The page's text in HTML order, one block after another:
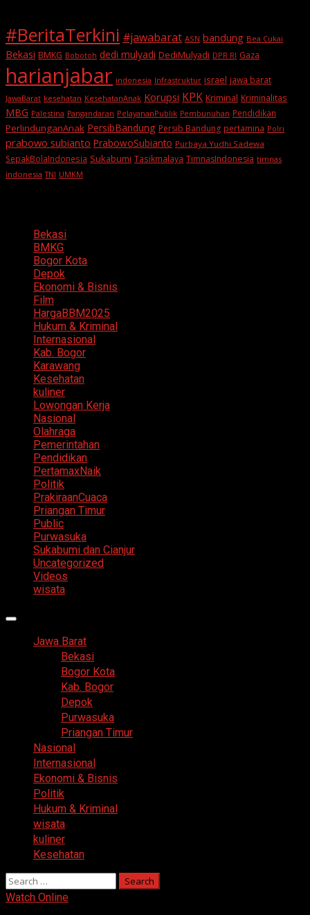
#BeritaTerkini #jawabarat ASN bandung Bea Cukai
Bekasi BMKG Bobotoh dedi mulyadi DediMulyadi DPR RI Gaza
harianjabar indonesia Infrastruktur israel jawa barat
JawaBarat kesehatan KesehatanAnak Korupsi KPK Kriminal Kriminalitas
MBG Palestina Pangandaran PelayananPublik Pembunuhan Pendidikan
PerlindunganAnak PersibBandung Persib Bandung pertamina Polri
prabowo subianto PrabowoSubianto Purbaya Yudhi Sadewa
SepakBolaIndonesia Sukabumi Tasikmalaya TimnasIndonesia timnas
indonesia TNI UMKM
Bekasi
BMKG
Bogor Kota
Depok
Ekonomi & Bisnis
Film
HargaBBM2025
Hukum & Kriminal
Internasional
Kab. Bogor
Karawang
Kesehatan
kuliner
Lowongan Kerja
Nasional
Olahraga
Pemerintahan
Pendidikan
PertamaxNaik
Politik
PrakiraanCuaca
Priangan Timur
Public
Purwasuka
Sukabumi dan Cianjur
Uncategorized
Videos
wisata
Primary
Jawa Barat
Bekasi
Bogor Kota
Kab. Bogor
Depok
Purwasuka
Priangan Timur
Nasional
Internasional
Ekonomi & Bisnis
Politik
Hukum & Kriminal
wisata
kuliner
Kesehatan
Search
for:
Watch Online